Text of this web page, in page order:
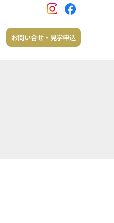
お問い合せ・見学申込